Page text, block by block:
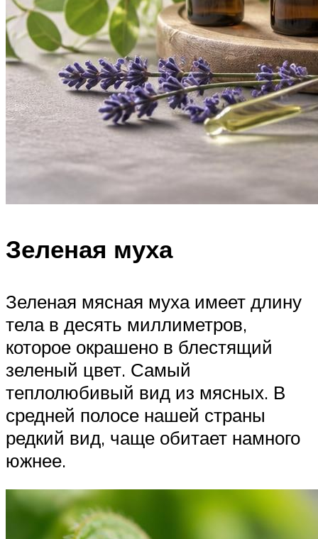
Зеленая муха
Зеленая мясная муха имеет длину
тела в десять миллиметров,
которое окрашено в блестящий
зеленый цвет. Самый
теплолюбивый вид из мясных. В
средней полосе нашей страны
редкий вид, чаще обитает намного
южнее.